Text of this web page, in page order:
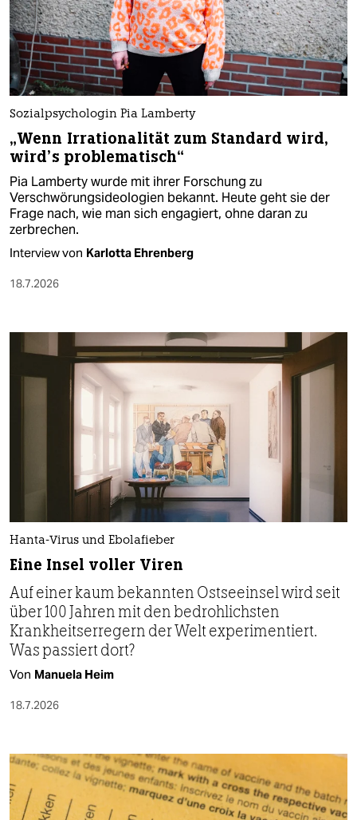
Sozialpsychologin Pia Lamberty
„Wenn Irrationalität zum Standard wird,
wird’s problematisch“
Pia Lamberty wurde mit ihrer Forschung zu
Verschwörungsideologien bekannt. Heute geht sie der
Frage nach, wie man sich engagiert, ohne daran zu
zerbrechen.
Interview von Karlotta Ehrenberg
18.7.2026
Hanta-Virus und Ebolafieber
Eine Insel voller Viren
Auf einer kaum bekannten Ostseeinsel wird seit
über 100 Jahren mit den bedrohlichsten
Krankheitserregern der Welt experimentiert.
Was passiert dort?
Von Manuela Heim
18.7.2026